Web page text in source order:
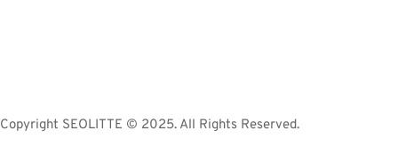
Copyright SEOLITTE © 2025. All Rights Reserved.